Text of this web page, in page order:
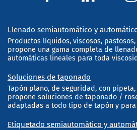
Llenado semiautomático y
Productos líquidos, viscosos, pastosos,
propone una gama completa de
automáticas lineales para toda
Soluciones de taponado
Tapón plano, de seguridad, con pipeta,
propone soluciones de taponado /
adaptadas a todo tipo de tapón y
Etiquetado semiautomático y